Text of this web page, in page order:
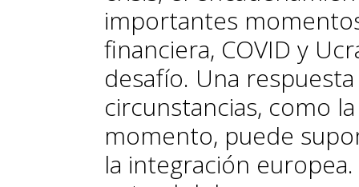
importantes
financiera, COVID y
desafío. Una
circunstancias, como
momento, puede
la integración